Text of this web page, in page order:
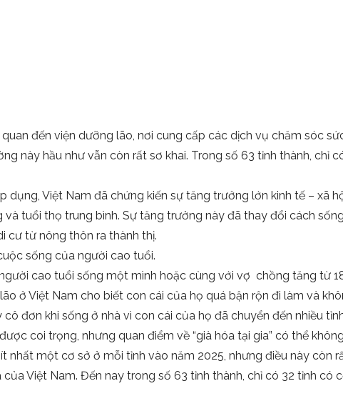
đến viện dưỡng lão, nơi cung cấp các dịch vụ chăm sóc
này hầu như vẫn còn rất sơ khai. Trong số 63 tỉnh thành, chỉ
dụng, Việt Nam đã chứng kiến ​​sự tăng trưởng lớn kinh tế – xã
tuổi thọ trung bình. Sự tăng trưởng này đã thay đổi cách
cư từ nông thôn ra thành thị.
sống của người cao tuổi.
cao tuổi sống một mình hoặc cùng với vợ chồng tăng từ
ở Việt Nam cho biết con cái của họ quá bận rộn đi làm và
đơn khi sống ở nhà vì con cái của họ đã chuyển đến nhiều
coi trọng, nhưng quan điểm về “già hóa tại gia” có thể
nhất một cơ sở ở mỗi tỉnh vào năm 2025, nhưng điều này còn
Việt Nam. Đến nay trong số 63 tỉnh thành, chỉ có 32 tỉnh có